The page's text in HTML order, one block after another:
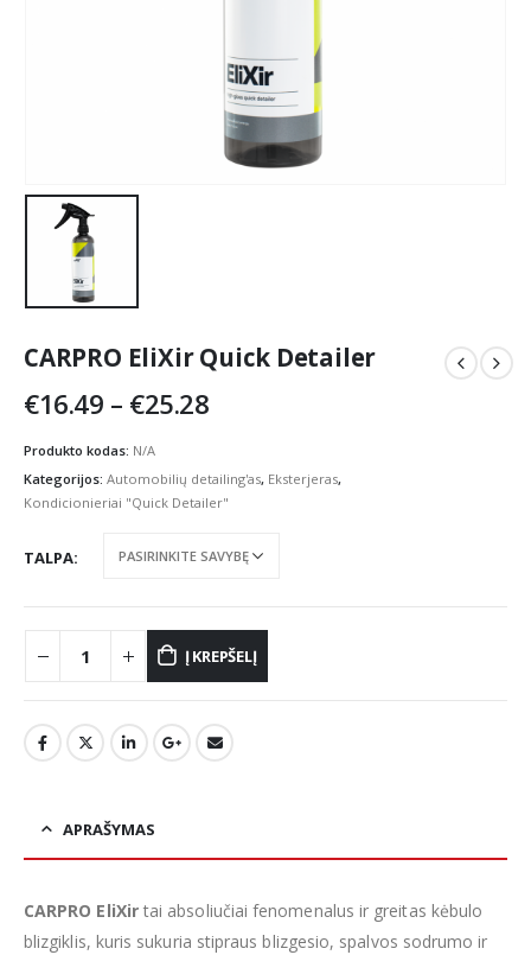
CARPRO EliXir Quick Detailer
€16.49 – €25.28Price
through
€25.28
Produkto kodas: N/A
Kategorijos: Automobilių detailing'as, Eksterjeras,
Kondicionieriai "Quick Detailer"
TALPA
Į KREPŠELĮ
APRAŠYMAS
CARPRO EliXirtai absoliučiai fenomenalus ir greitas kėbulo
blizgiklis, kuris sukuria stipraus blizgesio, spalvos sodrumo ir